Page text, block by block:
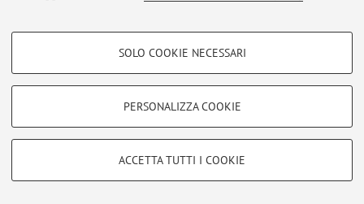
COOKIE DI PROFILAZIONE - FACOLTATIVI
COOKIE TECNICI - NECESSARI
Si tratta di cookie tecnici utilizzati, a titolo esemplificativo, per il corretto
SOLO COOKIE NECESSARI
PERSONALIZZA COOKIE
ACCETTA TUTTI I COOKIE
Area riservata
per gestire tutti i contenuti del sito.
© 2026 - ALMA MATER STUDIORUM - Università di Bologna - Via
Zamboni, 33 - 40126 Bologna - Partita IVA: 01131710376
Privacy|Note legali|Impostazioni Cookie